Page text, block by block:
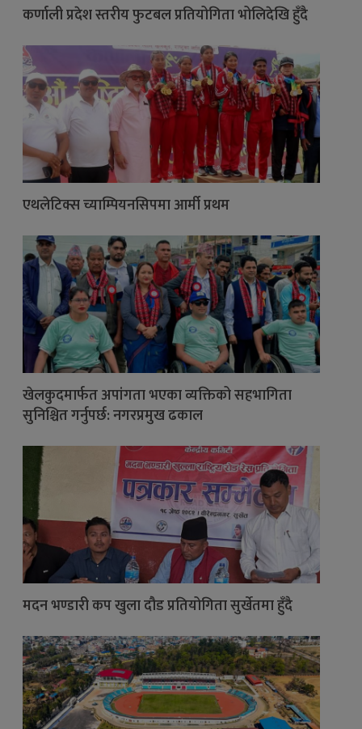
कर्णाली प्रदेश स्तरीय फुटबल प्रतियोगिता भोलिदेखि हुँदै
एथलेटिक्स च्याम्पियनसिपमा आर्मी प्रथम
खेलकुदमार्फत अपांगता भएका व्यक्तिको सहभागिता
सुनिश्चित गर्नुपर्छ: नगरप्रमुख ढकाल
मदन भण्डारी कप खुला दौड प्रतियोगिता सुर्खेतमा हुँदै